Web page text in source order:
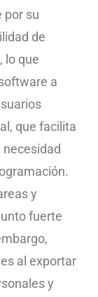
por su
de
lo que
a
que facilita
y
fuerte
al exportar
y